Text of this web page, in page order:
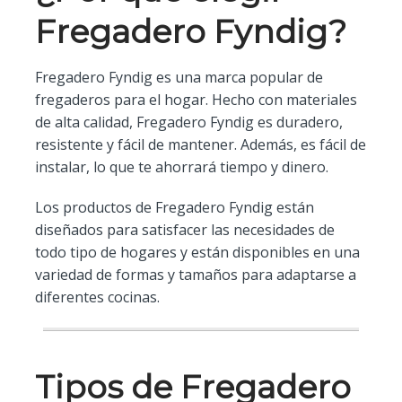
Fregadero Fyndig?
Fregadero Fyndig es una marca popular de
fregaderos para el hogar. Hecho con materiales
de alta calidad, Fregadero Fyndig es duradero,
resistente y fácil de mantener. Además, es fácil de
instalar, lo que te ahorrará tiempo y dinero.
Los productos de Fregadero Fyndig están
diseñados para satisfacer las necesidades de
todo tipo de hogares y están disponibles en una
variedad de formas y tamaños para adaptarse a
diferentes cocinas.
Tipos de Fregadero